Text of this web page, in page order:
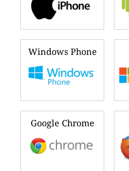
Windows Phone
Google Chrome